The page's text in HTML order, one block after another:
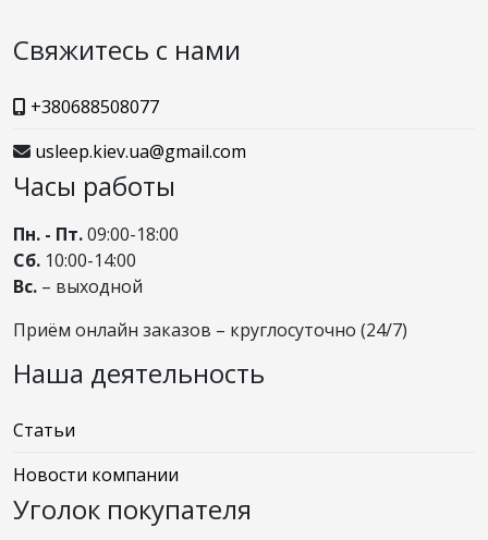
Свяжитесь с нами
+380688508077
usleep.kiev.ua@gmail.com
Часы работы
Пн. - Пт.09:00-18:00
Сб. 10:00-14:00
Вс. – выходной
Приём онлайн заказов – круглосуточно (24/7)
Наша деятельность
Статьи
Новости компании
Уголок покупателя